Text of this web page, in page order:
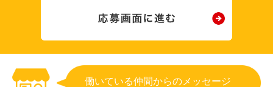
働いている仲間からのメッセージ